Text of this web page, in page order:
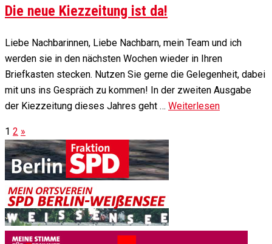
Die neue Kiezzeitung ist da!
Liebe Nachbarinnen, Liebe Nachbarn, mein Team und ich
werden sie in den nächsten Wochen wieder in Ihren
Briefkasten stecken. Nutzen Sie gerne die Gelegenheit, dabei
mit uns ins Gespräch zu kommen! In der zweiten Ausgabe
der Kiezzeitung dieses Jahres geht … Weiterlesen
1 2 »